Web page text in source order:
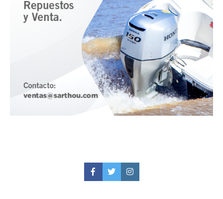
FacebookTwitterInstagram